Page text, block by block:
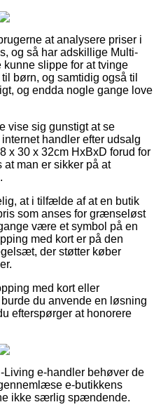
at analysere priser i
og så har adskillige Multi-
slippe for at tvinge
børn, og samtidig også til
og endda nogle gange love
vise sig gunstigt at se
handler efter udsalg
x 30 x 32cm HxBxD forud for
man er sikker på at
at i tilfælde af at en butik
som anses for grænseløst
være et symbol på en
med kort er på den
der støtter køber
med kort eller
du anvende en løsning
efterspørger at honorere
Living e-handler behøver de
e-butikkens
ikke særlig spændende.